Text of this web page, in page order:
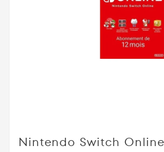
Nintendo Switch